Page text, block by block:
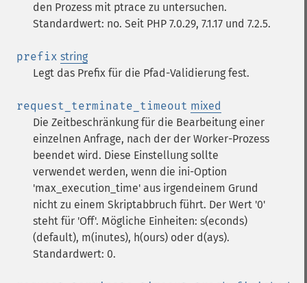
den Prozess mit ptrace zu untersuchen.
Standardwert: no. Seit PHP 7.0.29, 7.1.17 und 7.2.5.
prefix string
Legt das Prefix für die Pfad-Validierung fest.
request_terminate_timeout mixed
Die Zeitbeschränkung für die Bearbeitung einer
einzelnen Anfrage, nach der der Worker-Prozess
beendet wird. Diese Einstellung sollte
verwendet werden, wenn die ini-Option
'max_execution_time' aus irgendeinem Grund
nicht zu einem Skriptabbruch führt. Der Wert '0'
steht für 'Off'. Mögliche Einheiten: s(econds)
(default), m(inutes), h(ours) oder d(ays).
Standardwert: 0.